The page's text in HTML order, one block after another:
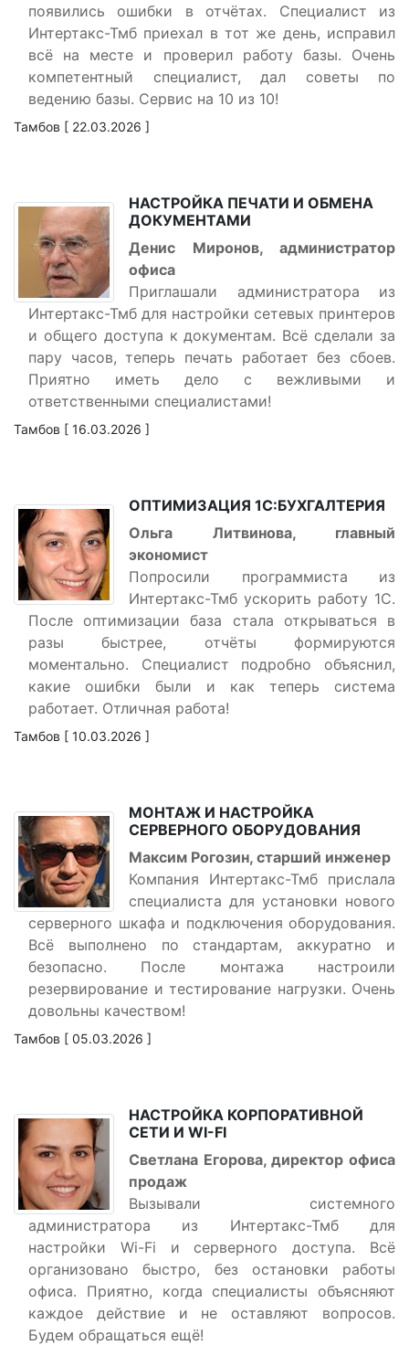
появились ошибки в отчётах. Специалист из
Интертакс-Тмб приехал в тот же день, исправил
всё на месте и проверил работу базы. Очень
компетентный специалист, дал советы по
ведению базы. Сервис на 10 из 10!
Тамбов [ 22.03.2026 ]
НАСТРОЙКА ПЕЧАТИ И ОБМЕНА
ДОКУМЕНТАМИ
Денис Миронов, администратор
офиса
Приглашали администратора из
Интертакс-Тмб для настройки сетевых принтеров
и общего доступа к документам. Всё сделали за
пару часов, теперь печать работает без сбоев.
Приятно иметь дело с вежливыми и
ответственными специалистами!
Тамбов [ 16.03.2026 ]
ОПТИМИЗАЦИЯ 1С:БУХГАЛТЕРИЯ
Ольга Литвинова, главный
экономист
Попросили программиста из
Интертакс-Тмб ускорить работу 1С.
После оптимизации база стала открываться в
разы быстрее, отчёты формируются
моментально. Специалист подробно объяснил,
какие ошибки были и как теперь система
работает. Отличная работа!
Тамбов [ 10.03.2026 ]
МОНТАЖ И НАСТРОЙКА
СЕРВЕРНОГО ОБОРУДОВАНИЯ
Максим Рогозин, старший инженер
Компания Интертакс-Тмб прислала
специалиста для установки нового
серверного шкафа и подключения оборудования.
Всё выполнено по стандартам, аккуратно и
безопасно. После монтажа настроили
резервирование и тестирование нагрузки. Очень
довольны качеством!
Тамбов [ 05.03.2026 ]
НАСТРОЙКА КОРПОРАТИВНОЙ
СЕТИ И WI-FI
Светлана Егорова, директор офиса
продаж
Вызывали системного
администратора из Интертакс-Тмб для
настройки Wi-Fi и серверного доступа. Всё
организовано быстро, без остановки работы
офиса. Приятно, когда специалисты объясняют
каждое действие и не оставляют вопросов.
Будем обращаться ещё!